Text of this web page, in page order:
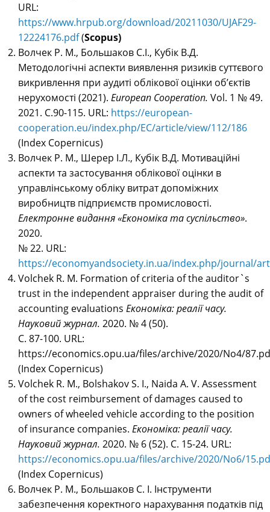
URL:
https://www.hrpub.org/download/20211030/UJAF29-
12224176.pdf(Scopus)
Волчек Р. М., Большаков С.І., Кубік В.Д.
Методологічні аспекти виявлення ризиків суттєвого
викривлення при аудиті облікової оцінки об’єктів
нерухомості (2021). European Cooperation. Vol. 1 № 49.
2021. С.90-115. URL: https://european-
cooperation.eu/index.php/EC/article/view/112/186
(Index Copernicus)
Волчек Р. М., Шерер І.Л., Кубік В.Д. Мотиваційні
аспекти та застосування облікової оцінки в
управлінському обліку витрат допоміжних
виробництв підприємств промисловості.
Електронне видання «Економіка та суспільство».
2020.
№ 22. URL:
https://economyandsociety.in.ua/index.php/journal/
Volchek R. M. Formation of criteria of the auditor`s
trust in the independent appraiser during the audit of
accounting evaluations Економіка: реалії часу.
Науковий журнал. 2020. № 4 (50).
С. 87-100. URL:
https://economics.opu.ua/files/archive/2020/Nо4/
(Index Copernicus)
Volchek R. M., Bolshakov S. І., Naida А. V. Assessment
of the cost reimbursement of damages caused to
owners of wheeled vehicle according to the position
of insurance companies. Економіка: реалії часу.
Науковий журнал. 2020. № 6 (52). С. 15-24. URL:
https://economics.opu.ua/files/archive/2020/Nо6/
(Index Copernicus)
Волчек Р. М., Большаков С. І. Інструменти
забезпечення коректного нарахування податків під